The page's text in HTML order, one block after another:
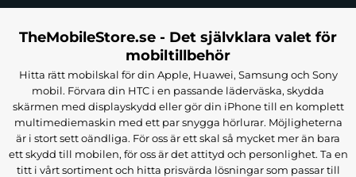
klassiskt skydd med praktisk funktion. Våra fodral
har ofta plats för flera kort, kontanter och fungerar
även som stativ för handsfree-visning.
Välj mellan eleganta läderfodral, tunna magnetiska
flipfodral eller moderna varianter i slitstarkt PU-
material. Ett fodral skyddar både fram- och baksida
av din iPhone – perfekt för dig som vill ha ett allt-i-
ett-skydd.
TheMobileStore.se - Det självklara valet för
mobiltillbehör
Hitta rätt mobilskal för din Apple, Huawei, Samsung och Sony
mobil. Förvara din HTC i en passande läderväska, skydda
skärmen med displayskydd eller gör din iPhone till en komplett
multimediemaskin med ett par snygga hörlurar. Möjligheterna
är i stort sett oändliga. För oss är ett skal så mycket mer än bara
ett skydd till mobilen, för oss är det attityd och personlighet. Ta en
titt i vårt sortiment och hitta prisvärda lösningar som passar till